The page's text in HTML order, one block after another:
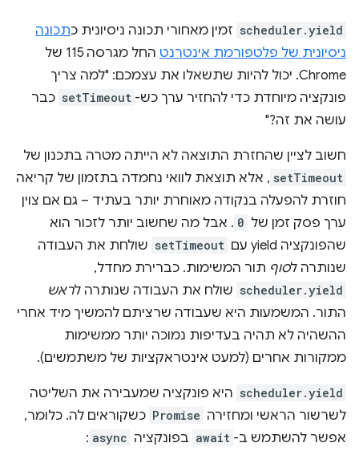
scheduler.yield זמין מאחורי תכונה ניסיונית כתכונה
ניסיונית של פלטפורמת אינטרנט
החל מגרסה 115 של
Chrome. יכול להיות שתשאלו את עצמכם: "למה צריך
פונקציה מיוחדת כדי להחזיר ערך כש- setTimeout כבר
עושה את זה?"
חשוב לציין שהחזרת התוצאה לא הייתה מטרה בתכנון של
setTimeout , אלא תוצאת לוואי נחמדה בתזמון של קריאה
חוזרת להפעלה בנקודה מאוחרת יותר בעתיד – גם אם צוין
ערך פסק זמן של 0 . אבל מה שחשוב יותר לזכור הוא
שהפונקציה yield עם
setTimeout שולחת את העבודה
שנותרה לסוף תור המשימות. כברירת מחדל,
scheduler.yield שולח את העבודה שנותרה לראש
התור. המשמעות היא שעבודה שרציתם להמשיך מיד אחרי
ההשהיה לא תהיה בעדיפות נמוכה יותר ממשימות
ממקורות אחרים (למעט אינטראקציות של משתמשים).
scheduler.yield היא פונקציה שמעבירה את השליטה
לשרשור הראשי ומחזירה Promise כשקוראים לה. כלומר,
אפשר להשתמש ב- await בפונקציה async
: